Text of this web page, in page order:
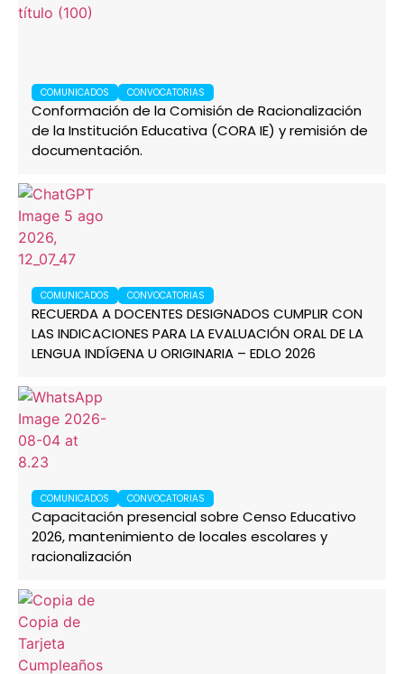
COMUNICADOS CONVOCATORIAS
Conformación de la Comisión de Racionalización
de la Institución Educativa (CORA IE) y remisión de
documentación.
COMUNICADOS CONVOCATORIAS
RECUERDA A DOCENTES DESIGNADOS CUMPLIR CON
LAS INDICACIONES PARA LA EVALUACIÓN ORAL DE LA
LENGUA INDÍGENA U ORIGINARIA – EDLO 2026
COMUNICADOS CONVOCATORIAS
Capacitación presencial sobre Censo Educativo
2026, mantenimiento de locales escolares y
racionalización